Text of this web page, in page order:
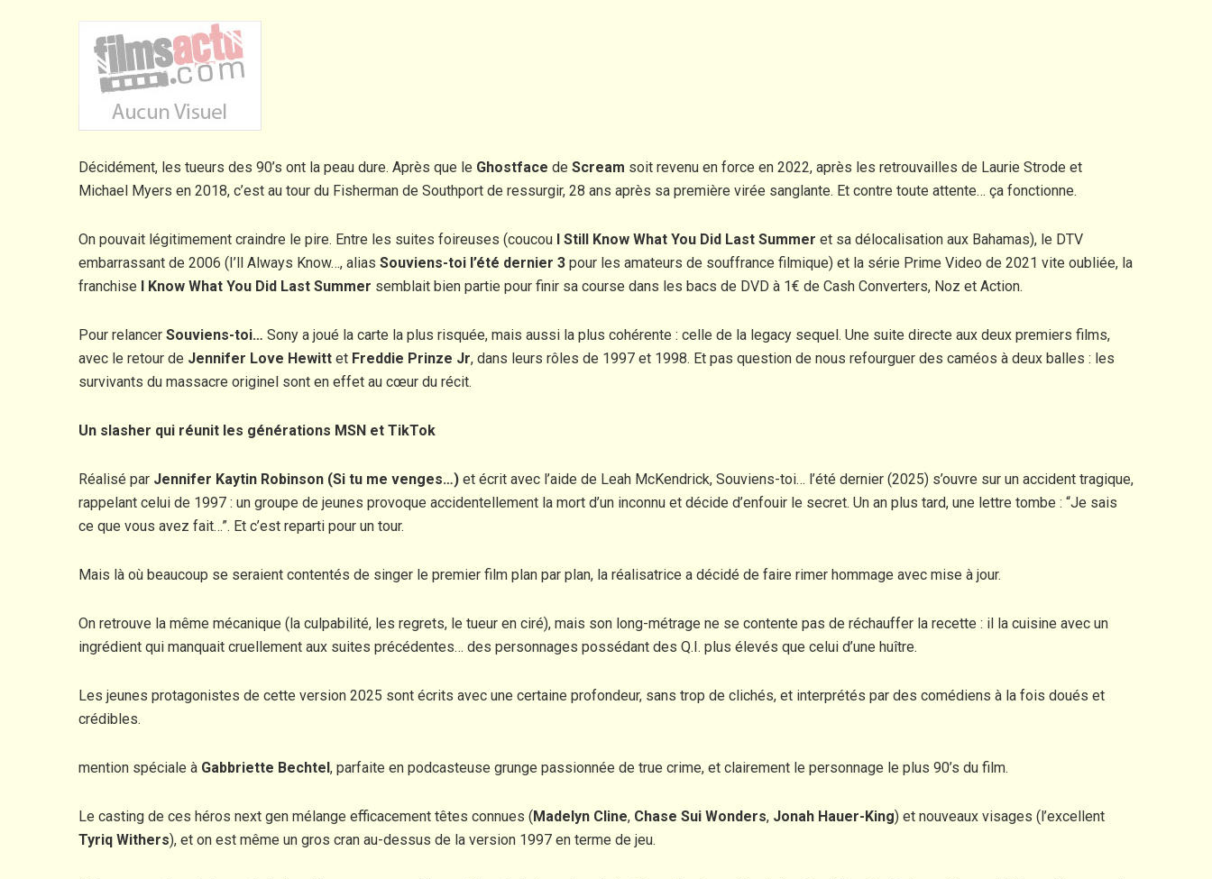
Décidément, les tueurs des 90’s ont la peau dure. Après que le Ghostface de Scream soit revenu en force en 2022, après les retrouvailles de Laurie Strode et
Michael Myers en 2018, c’est au tour du Fisherman de Southport de ressurgir, 28 ans après sa première virée sanglante. Et contre toute attente… ça fonctionne.
On pouvait légitimement craindre le pire. Entre les suites foireuses (coucou I Still Know What You Did Last Summer et sa délocalisation aux Bahamas), le DTV
embarrassant de 2006 (I’ll Always Know…, alias Souviens-toi l’été dernier 3 pour les amateurs de souffrance filmique) et la série Prime Video de 2021 vite oubliée, la
franchise
I Know What You Did Last Summer semblait bien partie pour finir sa course dans les bacs de DVD à 1€ de Cash Converters, Noz et Action.
Pour relancer Souviens-toi… Sony a joué la carte la plus risquée, mais aussi la plus cohérente : celle de la legacy sequel. Une suite directe aux deux premiers films,
avec le retour de Jennifer Love Hewitt et Freddie Prinze Jr, dans leurs rôles de 1997 et 1998. Et pas question de nous refourguer des caméos à deux balles : les
survivants du massacre originel sont en effet au cœur du récit.
Un slasher qui réunit les générations MSN et TikTok
Réalisé par Jennifer Kaytin Robinson (Si tu me venges…) et écrit avec l’aide de Leah McKendrick, Souviens-toi… l’été dernier (2025) s’ouvre sur un accident tragique,
rappelant celui de 1997 : un groupe de jeunes provoque accidentellement la mort d’un inconnu et décide d’enfouir le secret. Un an plus tard, une lettre tombe : “Je sais
ce que vous avez fait…”. Et c’est reparti pour un tour.
Mais là où beaucoup se seraient contentés de singer le premier film plan par plan, la réalisatrice a décidé de faire rimer hommage avec mise à jour.
On retrouve la même mécanique (la culpabilité, les regrets, le tueur en ciré), mais son long-métrage ne se contente pas de réchauffer la recette : il la cuisine avec un
ingrédient qui manquait cruellement aux suites précédentes… des personnages possédant des Q.I. plus élevés que celui d’une huître.
Les jeunes protagonistes de cette version 2025 sont écrits avec une certaine profondeur, sans trop de clichés, et interprétés par des comédiens à la fois doués et
crédibles.
mention spéciale à Gabbriette Bechtel , parfaite en podcasteuse grunge passionnée de true crime, et clairement le personnage le plus 90’s du film.
Le casting de ces héros next gen mélange efficacement têtes connues ( Madelyn Cline, Chase Sui Wonders, Jonah Hauer-King) et nouveaux visages (l’excellent
Tyriq Withers), et on est même un gros cran au-dessus de la version 1997 en terme de jeu.